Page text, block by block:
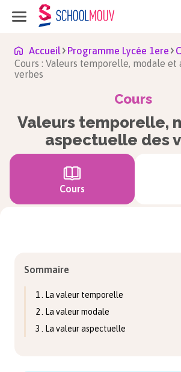
Accueil Programme Lycée 1ere
Cours : Valeurs temporelle, modale et
verbes
Cours
Valeurs temporelle,
aspectuelle des
Cours
Sommaire
1 . La valeur temporelle
2 . La valeur modale
3 . La valeur aspectuelle